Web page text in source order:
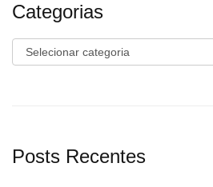
Categorias
Categorias
Posts Recentes